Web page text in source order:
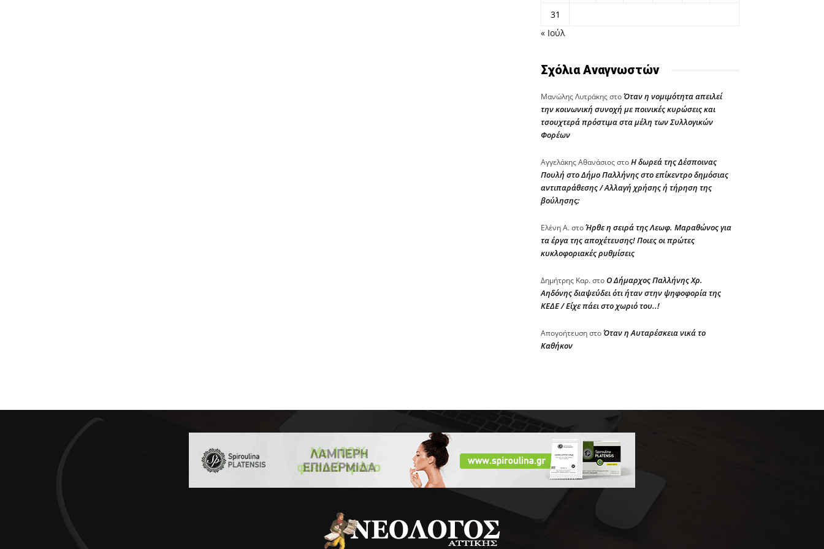
31
« Ιούλ
Σχόλια Αναγνωστών
Μανώλης ΛυτράκηςστοΌταν η νομιμότητα απειλεί
την κοινωνική συνοχή με ποινικές κυρώσεις και
τσουχτερά πρόστιμα στα μέλη των Συλλογικών
Φορέων
Αγγελάκης ΑθανάσιοςστοΗ δωρεά της Δέσποινας
Πουλή στο Δήμο Παλλήνης στο επίκεντρο δημόσιας
αντιπαράθεσης / Αλλαγή χρήσης ή τήρηση της
βούλησης;
Ελένη Α.στοΉρθε η σειρά της Λεωφ. Μαραθώνος για
τα έργα της αποχέτευσης! Ποιες οι πρώτες
κυκλοφοριακές ρυθμίσεις
Δημήτρης Καρ.στοΟ Δήμαρχος Παλλήνης Χρ.
Αηδόνης διαψεύδει ότι ήταν στην ψηφοφορία της
ΚΕΔΕ / Είχε πάει στο χωριό του..!
ΑπογοήτευσηστοΌταν η Αυταρέσκεια νικά το
Καθήκον